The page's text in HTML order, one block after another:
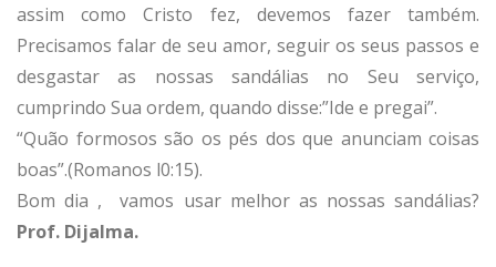
assim como Cristo fez, devemos fazer também.
Precisamos falar de seu amor, seguir os seus passos e
desgastar as nossas sandálias no Seu serviço,
cumprindo Sua ordem, quando disse:”Ide e pregai”.
“Quão formosos são os pés dos que anunciam coisas
boas”.(Romanos l0:15).
Bom dia , vamos usar melhor as nossas sandálias?
Prof. Dijalma.